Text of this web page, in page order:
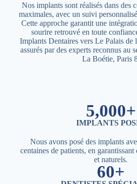
Nos implants sont réalisés dans des
maximales, avec un suivi
Cette approche garantit une
sourire retrouvé en toute
Implants Dentaires vers Le Palais de
assurés par des experts reconnus au
La Boétie, Paris
5,000+
IMPLANTS
Nous avons posé des implants
centaines de patients, en garantissant
et naturels.
60+